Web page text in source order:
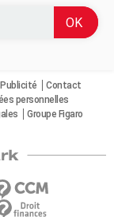
Publicité
Contact
personnelles
Groupe Figaro